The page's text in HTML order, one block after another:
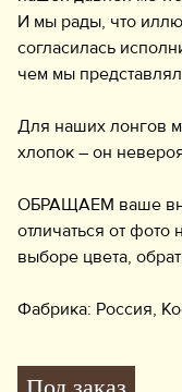
И мы рады, что
согласилась
чем мы
Для наших лонгов
хлопок – он
ОБРАЩАЕМ ваше
отличаться от фото
выборе цвета,
Фабрика: Россия,